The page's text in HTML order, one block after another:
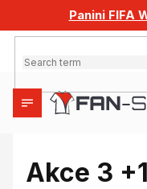
content
Panini FIFA
Akce 3